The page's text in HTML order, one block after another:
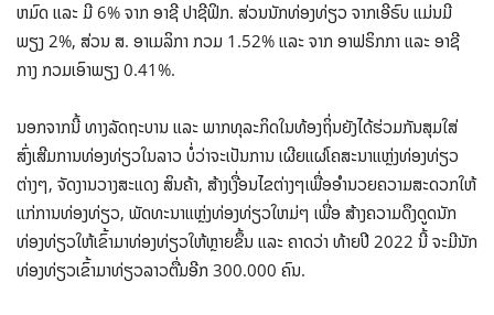
ຫມົດ ແລະ ມີ 6% ຈາກ ອາຊີ ປາຊີຟິກ. ສ່ວນນັກທ່ອງທ່ຽວ ຈາກເອີຣົບ ແມ່ນມີ
ພຽງ 2%, ສ່ວນ ສ. ອາເມລິກາ ກວມ 1.52% ແລະ ຈາກ ອາຟຣິກກາ ແລະ ອາຊີ
ກາງ ກວມເອົາພຽງ 0.41%.
ນອກຈາກນີ້ ທາງລັດຖະບານ ແລະ ພາກທຸລະກິດໃນທ້ອງຖິ່ນຍັງໄດ້ຮ່ວມກັນສຸມໃສ່
ສົ່ງເສີມການທ່ອງທ່ຽວໃນລາວ ບໍ່ວ່າຈະເປັນການ ເຜີຍແຜ່ໂຄສະນາແຫຼ່ງທ່ອງທ່ຽວ
ຕ່າງໆ, ຈັດງານວາງສະແດງ ສິນຄ້າ, ສ້າງເງື່ອນໄຂຕ່າງໆເພື່ອອໍານວຍຄວາມສະດວກໃຫ້
ແກ່ການທ່ອງທ່ຽວ, ພັດທະນາແຫຼ່ງທ່ອງທ່ຽວໃຫມ່ໆ ເພື່ອ ສ້າງຄວາມດຶງດູດນັກ
ທ່ອງທ່ຽວໃຫ້ເຂົ້າມາທ່ອງທ່ຽວໃຫ້ຫຼາຍຂຶ້ນ ແລະ ຄາດວ່າ ທ້າຍປີ 2022 ນີ້ ຈະມີນັກ
ທ່ອງທ່ຽວເຂົ້າມາທ່ຽວລາວຕື່ມອີກ 300.000 ຄົນ.